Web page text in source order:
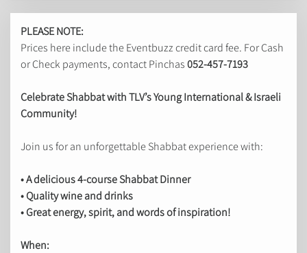
PLEASE NOTE:
Prices here include the Eventbuzz credit card fee. For Cash
or Check payments, contact Pinchas052-457-7193
Celebrate Shabbat with TLV’s Young International & Israeli
Community!
Join us for an unforgettable Shabbat experience with:
• A delicious 4-course Shabbat Dinner
• Quality wine and drinks
• Great energy, spirit, and words of inspiration!
When: